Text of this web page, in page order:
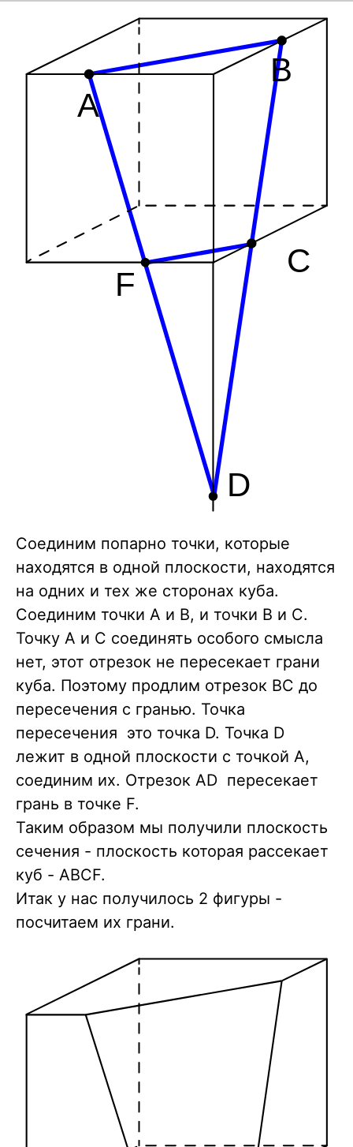
Соединим попарно точки, которые
находятся в одной плоскости, находятся
на одних и тех же сторонах куба.
Соединим точки А и B, и точки В и C.
Точку A и C соединять особого смысла
нет, этот отрезок не пересекает грани
куба. Поэтому продлим отрезок BC до
пересечения с гранью. Точка
пересечения это точка D. Точка D
лежит в одной плоскости с точкой А,
соединим их. Отрезок AD пересекает
грань в точке F.
Таким образом мы получили плоскость
сечения - плоскость которая рассекает
куб - ABCF.
Итак у нас получилось 2 фигуры -
посчитаем их грани.